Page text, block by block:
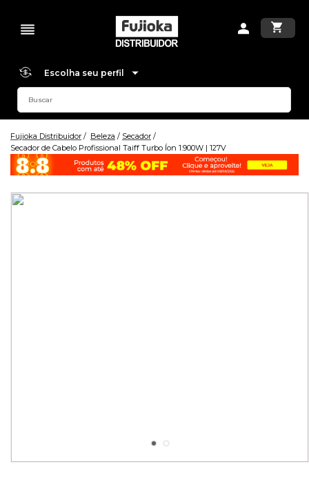
Escolha seu perfil
Fujioka Distribuidor Beleza
Secador
Secador de Cabelo Profissional Taiff Turbo Íon 1.900W | 127V